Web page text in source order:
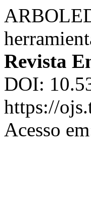
Revista
DOI:
https://
Acesso